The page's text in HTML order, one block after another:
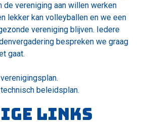
de vereniging aan willen werken
lekker kan volleyballen en we een
vereniging blijven. Iedere
bespreken we graag
gaat.
beleidsplan.
links